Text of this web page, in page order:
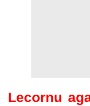
Lecornu